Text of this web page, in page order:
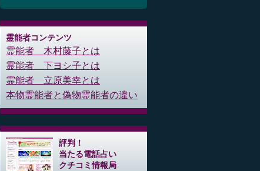
霊能者コンテンツ
霊能者 木村藤子とは
霊能者 下ヨシ子とは
霊能者 立原美幸とは
本物霊能者と偽物霊能者の違い
評判！
当たる電話占い
クチコミ情報局